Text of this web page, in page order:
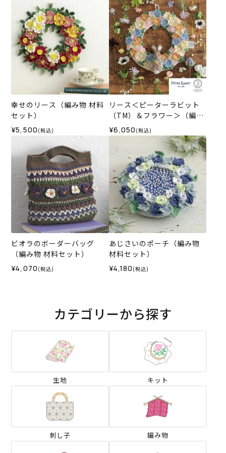
幸せのリース（編み物 材料
セット）
¥5,500 (税込)
リース＜ピーターラビット
（TM）＆フラワー＞（編み
物 材料セット）
¥6,050 (税込)
ビオラのボーダーバッグ
（編み物 材料セット）
¥4,070 (税込)
あじさいのポーチ（編み物
材料セット）
¥4,180 (税込)
カテゴリーから探す
生地 キット
刺し子 編み物